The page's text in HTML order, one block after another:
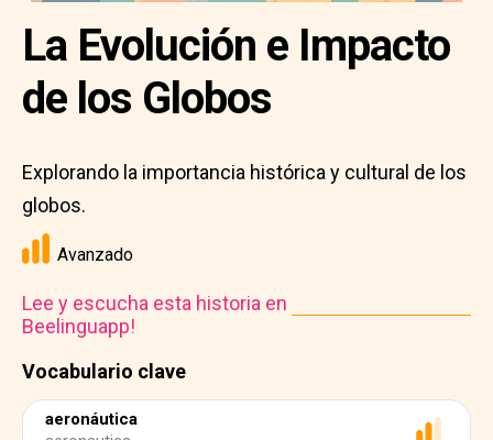
Vocabulario clave
aeronáutica
La Evolución e Impacto
de los Globos
Explorando la importancia histórica y cultural de los
globos.
Avanzado
Lee y escucha esta historia en
Beelinguapp!